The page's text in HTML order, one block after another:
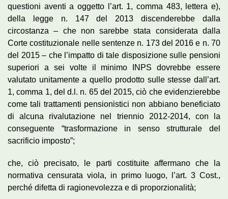
questioni aventi a oggetto l’art. 1, comma 483, lettera e),
della legge n. 147 del 2013 discenderebbe dalla
circostanza – che non sarebbe stata considerata dalla
Corte costituzionale nelle sentenze n. 173 del 2016 e n. 70
del 2015 – che l’impatto di tale disposizione sulle pensioni
superiori a sei volte il minimo INPS dovrebbe essere
valutato unitamente a quello prodotto sulle stesse dall’art.
1, comma 1, del d.l. n. 65 del 2015, ciò che evidenzierebbe
come tali trattamenti pensionistici non abbiano beneficiato
di alcuna rivalutazione nel triennio 2012-2014, con la
conseguente “trasformazione in senso strutturale del
sacrificio imposto”;
che, ciò precisato, le parti costituite affermano che la
normativa censurata viola, in primo luogo, l’art. 3 Cost.,
perché difetta di ragionevolezza e di proporzionalità;